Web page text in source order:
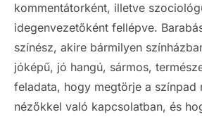
kommentátorként, illetve
idegenvezetőként fellépve.
színész, akire bármilyen
jóképű, jó hangú, sármos,
feladata, hogy megtörje a színpad
nézőkkel való kapcsolatban, és